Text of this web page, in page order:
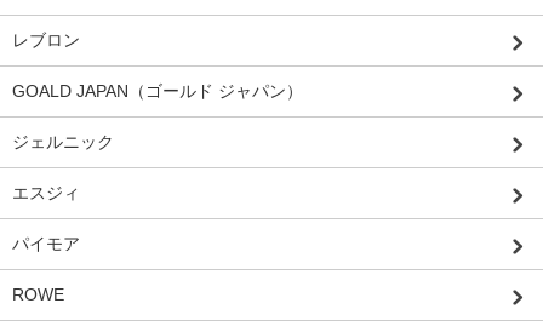
レブロン
GOALD JAPAN（ゴールド ジャパン）
ジェルニック
エスジィ
パイモア
ROWE